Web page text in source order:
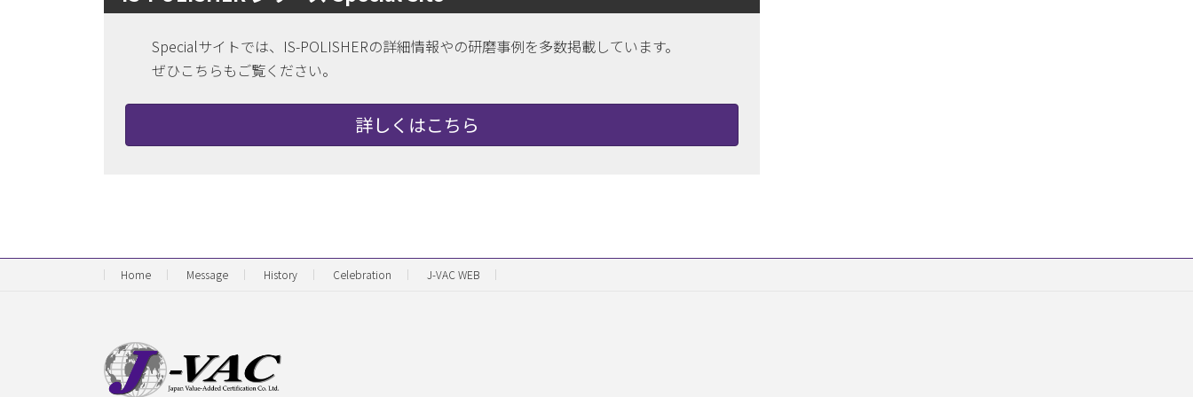
Specialサイトでは、IS-POLISHERの詳細情報やの研磨事例を多数掲載しています。
ぜひこちらもご覧ください。
詳しくはこちら
Home Message History Celebration J-VAC WEB